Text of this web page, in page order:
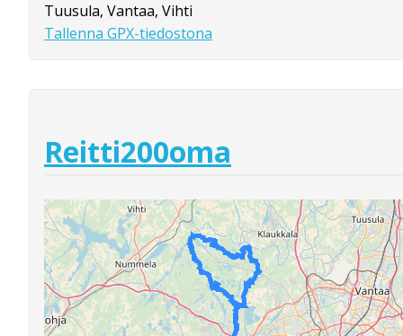
Tuusula, Vantaa, Vihti
Tallenna GPX-tiedostona
Reitti200oma